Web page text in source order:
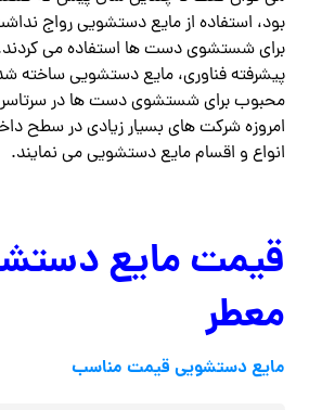
بود، استفاده از مایع دستشویی رواج
برای شستشوی دست ها استفاده می کردند.
پیشرفته فناوری، مایع دستشویی ساخته
محبوب برای شستشوی دست ها در سرتاسر
امروزه شرکت های بسیار زیادی در سطح
انواع و اقسام مایع دستشویی می نمایند.
قیمت مایع
معطر
مایع دستشویی قیمت مناسب